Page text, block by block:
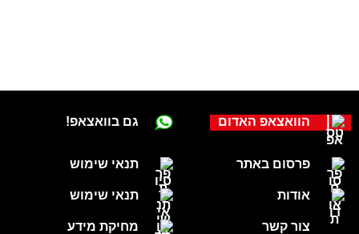
גם בוואצאפ!
תנאי שימוש
תנאי שימוש
מחיקת מידע
הוואצאפ האדום
פרסום באתר
אודות
צור קשר